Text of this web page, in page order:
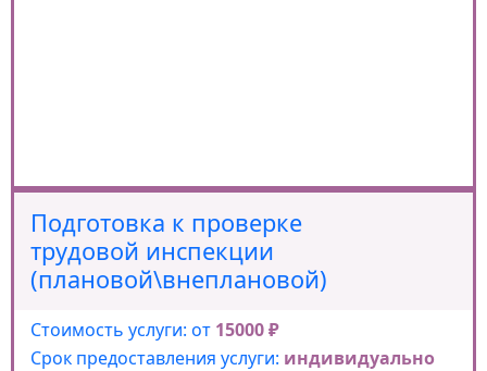
Подготовка к проверке
трудовой инспекции
(плановой\внеплановой)
Стоимость услуги: от 15000 ₽
Срок предоставления услуги: индивидуально